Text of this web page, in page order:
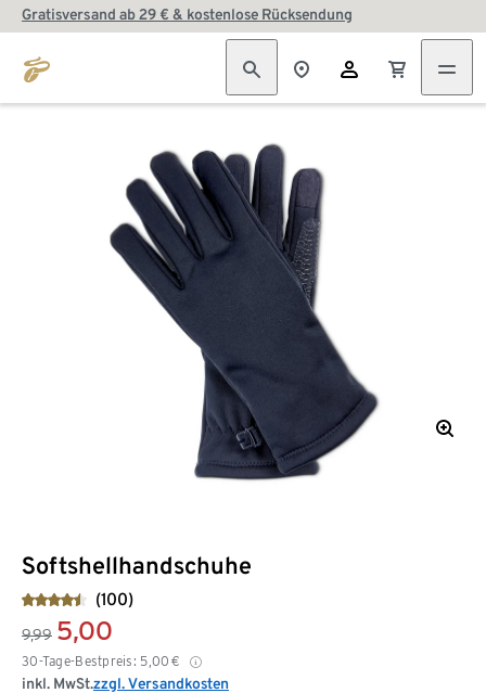
Gratisversand ab 29 € & kostenlose Rücksendung
Softshellhandschuhe
(100)
9,99 5,00
30-Tage-Bestpreis: 5,00 €
inkl. MwSt.zzgl. Versandkosten